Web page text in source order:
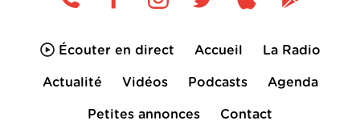
Écouter en direct Accueil La Radio
Actualité Vidéos Podcasts Agenda
Petites annonces Contact